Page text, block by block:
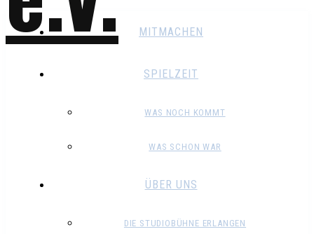
MITMACHEN
SPIELZEIT
WAS NOCH KOMMT
WAS SCHON WAR
ÜBER UNS
DIE STUDIOBÜHNE ERLANGEN